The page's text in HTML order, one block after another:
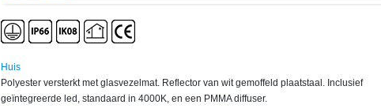
Huis
Polyester versterkt met glasvezelmat. Reflector van wit gemoffeld plaatstaal. Inclusief
geïntegreerde led, standaard in 4000K, en een PMMA diffuser.